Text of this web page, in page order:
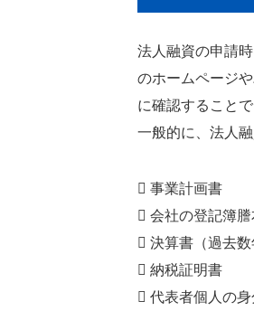
法人融資の申請
のホームページ
に確認すること
一般的に、法人
 事業計画書
 会社の登記簿謄
 決算書（過去数
 納税証明書
 代表者個人の